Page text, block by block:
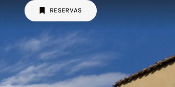
RESERVAS